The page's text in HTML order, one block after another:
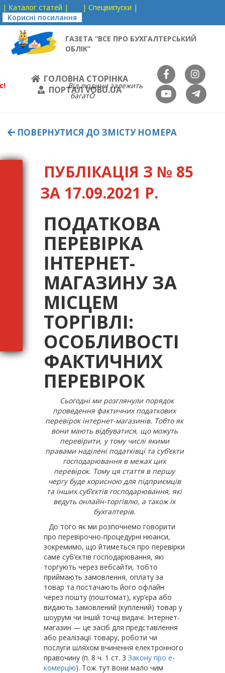
| Каталог статей |
| Спецвипуски |
Корисні посилання
ГАЗЕТА “ВСЕ ПРО БУХГАЛТЕРСЬКИЙ
ОБЛІК”
ГОЛОВНА СТОРІНКА
ПОРТАЛ VOBU.UA
Від людини залежить
багатО
ПОВЕРНУТИСЯ ДО ЗМІСТУ НОМЕРА
ПУБЛІКАЦІЯ З № 85
ЗА 17.09.2021 Р.
ПОДАТКОВА
ПЕРЕВІРКА
ІНТЕРНЕТ-
МАГАЗИНУ ЗА
МІСЦЕМ
ТОРГІВЛІ:
ОСОБЛИВОСТІ
ФАКТИЧНИХ
ПЕРЕВІРОК
Сьогодні ми розглянули порядок
проведення фактичних податкових
перевірок інтернет-магазинів. Тобто як
вони мають відбуватися, що можуть
перевірити, у тому числі якими
правами наділені податківці та суб’єкти
господарювання в межах цих
перевірок. Тому ця стаття в першу
чергу буде корисною для підприємців
та інших суб’єктів господарювання, які
ведуть онлайн-торгівлю, а також їх
бухгалтерів.
До того як ми розпочнемо говорити
про перевірочно-процедурні нюанси,
зокремимо, що йтиметься про перевірки
саме суб’єктів гос­подарювання, які
торгують через вебсайти, тобто
приймають замовлення, оплату за
товар та постачають його офлайн
через пошту (поштомат), кур’єра або
видають замовлений (куплений) товар у
шоурумі чи іншій точці видачі. Інтернет-
магазин — це засіб для представлення
або реалізації товару, роботи чи
послуги шляхом вчинення електронного
правочину (п. 8 ч. 1 ст. 3 Закону про е-
комерцію). Тож тут вони мало чим